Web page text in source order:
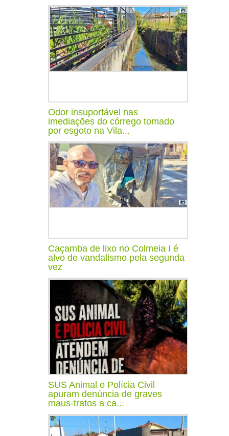
Odor insuportável nas
imediações do córrego tomado
por esgoto na Vila...
Caçamba de lixo no Colmeia I é
alvo de vandalismo pela segunda
vez
SUS Animal e Polícia Civil
apuram denúncia de graves
maus-tratos a ca...